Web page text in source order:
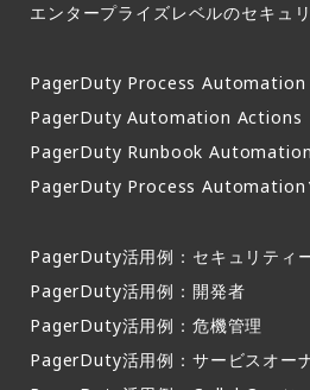
エンタープライズレベルのセキュ
PagerDuty Process Automation
PagerDuty Automation Actions
PagerDuty Runbook Automation
PagerDuty Process Automation
PagerDuty活用例：セキュリティ
PagerDuty活用例：開発者
PagerDuty活用例：危機管理
PagerDuty活用例：サービスオー